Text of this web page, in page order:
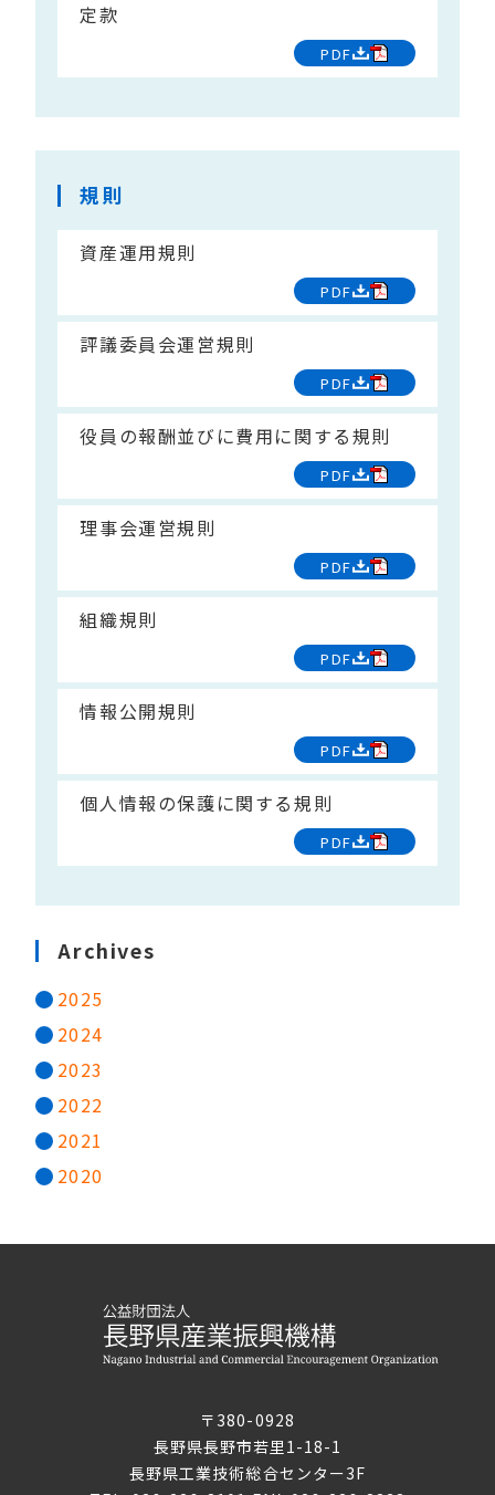
定款
PDF
規則
資産運用規則
PDF
評議委員会運営規則
PDF
役員の報酬並びに費用に関する規則
PDF
理事会運営規則
PDF
組織規則
PDF
情報公開規則
PDF
個人情報の保護に関する規則
PDF
Archives
2025
2024
2023
2022
2021
2020
〒380-0928
長野県長野市若里1-18-1
長野県工業技術総合センター3F